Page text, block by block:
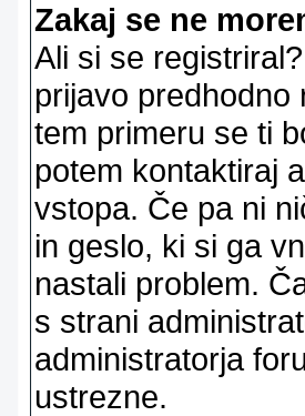
Zakaj se ne
Ali si se
prijavo predhodno
tem primeru se ti
potem kontaktiraj
vstopa. Če pa ni
in geslo, ki si ga
nastali problem.
s strani
administratorja
ustrezne.